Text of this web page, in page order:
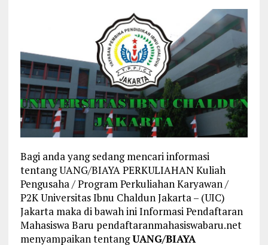
Bagi anda yang sedang mencari informasi
tentang UANG/BIAYA PERKULIAHAN Kuliah
Pengusaha / Program Perkuliahan Karyawan /
P2K Universitas Ibnu Chaldun Jakarta – (UIC)
Jakarta maka di bawah ini Informasi Pendaftaran
Mahasiswa Baru pendaftaranmahasiswabaru.net
menyampaikan tentangUANG/BIAYA